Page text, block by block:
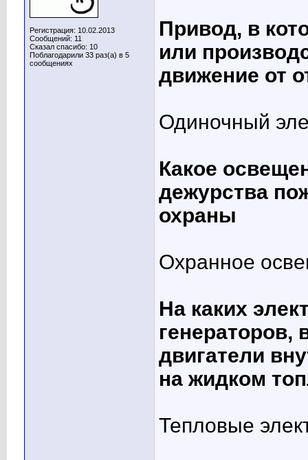
Регистрация: 10.02.2013
Сообщений: 11
Сказал спасибо: 10
Поблагодарили 33 раз(а) в 5
сообщениях
Привод, в
или
движение от
Одиночный
Какое
дежурства
охраны
Охранное
На каких
генераторов,
двигатели
на жидком
Тепловые